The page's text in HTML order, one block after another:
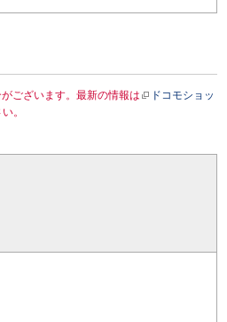
ございます。最新の情報は
ドコモショッ
。